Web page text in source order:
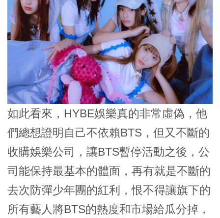
如此看來，HYBE娛樂真的非常虛偽，他
們總想證明自己不依賴BTS，但又不斷的
收購娛樂公司，讓BTS暫停活動之後，公
司能保持最基本的體面，再有就是不斷的
去次防彈少年團的紅利，恨不得讓旗下的
所有藝人將BTS的熱度和市場給瓜分掉，